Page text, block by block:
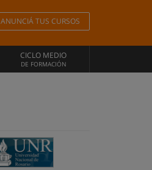
ANUNCIÁ TUS CURSOS
CICLO MEDIO
DE FORMACIÓN